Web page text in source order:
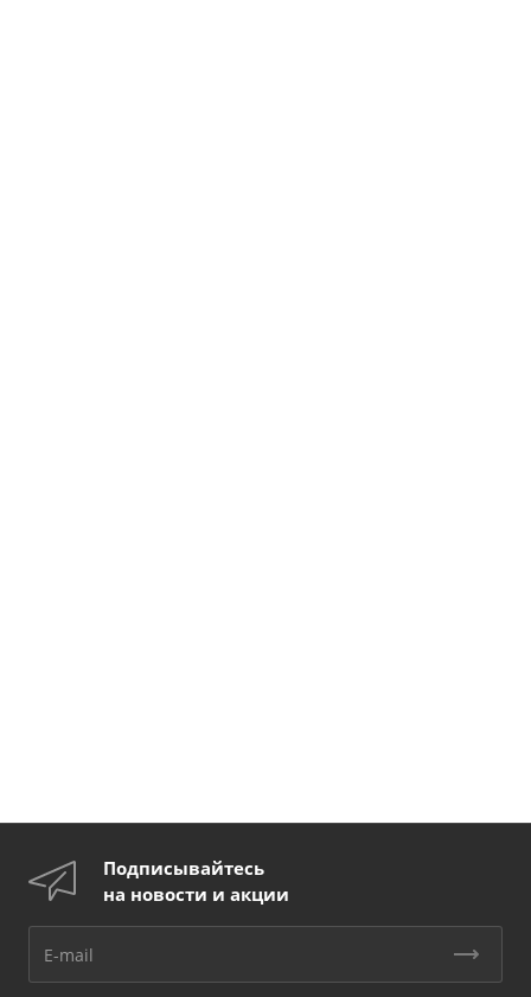
Подписывайтесь
на новости и акции